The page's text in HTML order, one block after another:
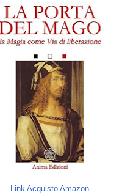
Link Acquisto Amazon